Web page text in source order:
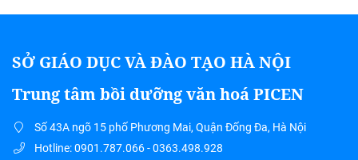
SỞ GIÁO DỤC VÀ ĐÀO TẠO HÀ NỘI
Trung tâm bồi dưỡng văn hoá PICEN
Số 43A ngõ 15 phố Phương Mai, Quận Đống Đa, Hà Nội
Hotline: 0901.787.066 - 0363.498.928